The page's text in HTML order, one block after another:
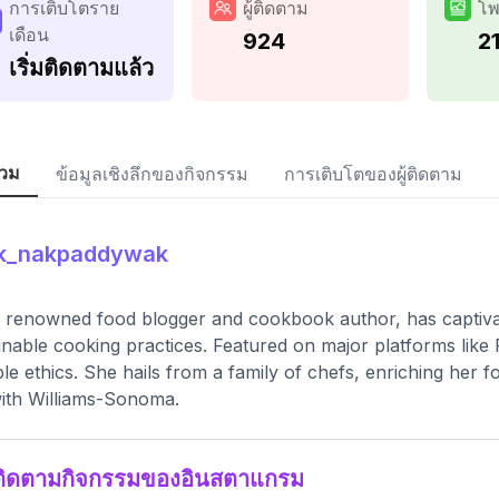
การเติบโตราย
เดือน
เริ่มติดตามแล้ว
ผู้ติดตาม
924
โ
ม ข้อมูลเชิงลึกของกิจกรรม การเติบโตของผู้ติดตาม
renowned food blogger and cookbook author, has
cooking practices. Featured on major platforms
ethics. She hails from a family of chefs, enriching her
Williams-Sonoma.
ดตามกิจกรรมของอินสตาแกรม